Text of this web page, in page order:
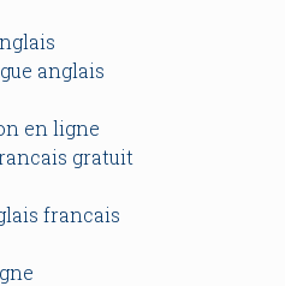
anglais
en ligne
gratuit
francais